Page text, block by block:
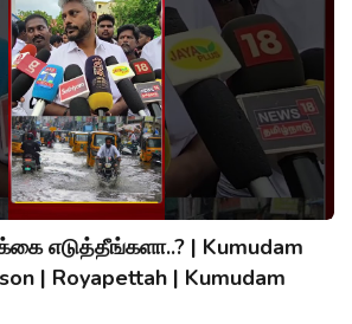
எடுத்தீங்களா..? | Kumudam
| Royapettah | Kumudam